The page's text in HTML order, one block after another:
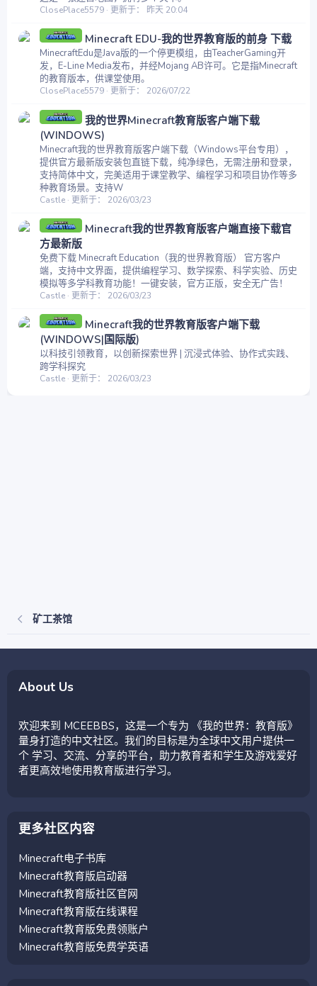
ClosePlace5579 更新于： 昨天 20:04
Minecraft EDU-我的世界教育版的前身 下载
MinecraftEdu是Java版的一个停更模组，由TeacherGaming开
发，E-Line Media发布，并经Mojang AB许可。它是指Minecraft
的教育版本，供课堂使用。
ClosePlace5579 更新于： 2026/07/22
我的世界Minecraft教育版客户端下载
(WINDOWS)
Minecraft我的世界教育版客户端下载（Windows平台专用），
提供官方最新版安装包直链下载，纯净绿色，无需注册和登录，
支持简体中文，完美适用于课堂教学、编程学习和项目协作等多
种教育场景。支持W
Castle 更新于： 2026/03/23
Minecraft我的世界教育版客户端直接下载官
方最新版
免费下载 Minecraft Education（我的世界教育版） 官方客户
端，支持中文界面，提供编程学习、数学探索、科学实验、历史
模拟等多学科教育功能！一键安装，官方正版，安全无广告！
Castle 更新于： 2026/03/23
Minecraft我的世界教育版客户端下载
(WINDOWS|国际版)
以科技引领教育，以创新探索世界 | 沉浸式体验、协作式实践、
跨学科探究
Castle 更新于： 2026/03/23
矿工茶馆
About Us
欢迎来到 MCEEBBS，这是一个专为 《我的世界：教育版》
量身打造的中文社区。我们的目标是为全球中文用户提供一
个 学习、交流、分享的平台，助力教育者和学生及游戏爱好
者更高效地使用教育版进行学习。
更多社区内容
Minecraft电子书库
Minecraft教育版启动器
Minecraft教育版社区官网
Minecraft教育版在线课程
Minecraft教育版免费领账户
Minecraft教育版免费学英语